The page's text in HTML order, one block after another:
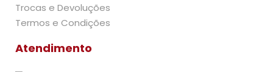
Trocas e Devoluções
Termos e Condições
Atendimento